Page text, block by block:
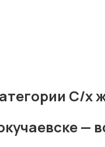
С/х
—